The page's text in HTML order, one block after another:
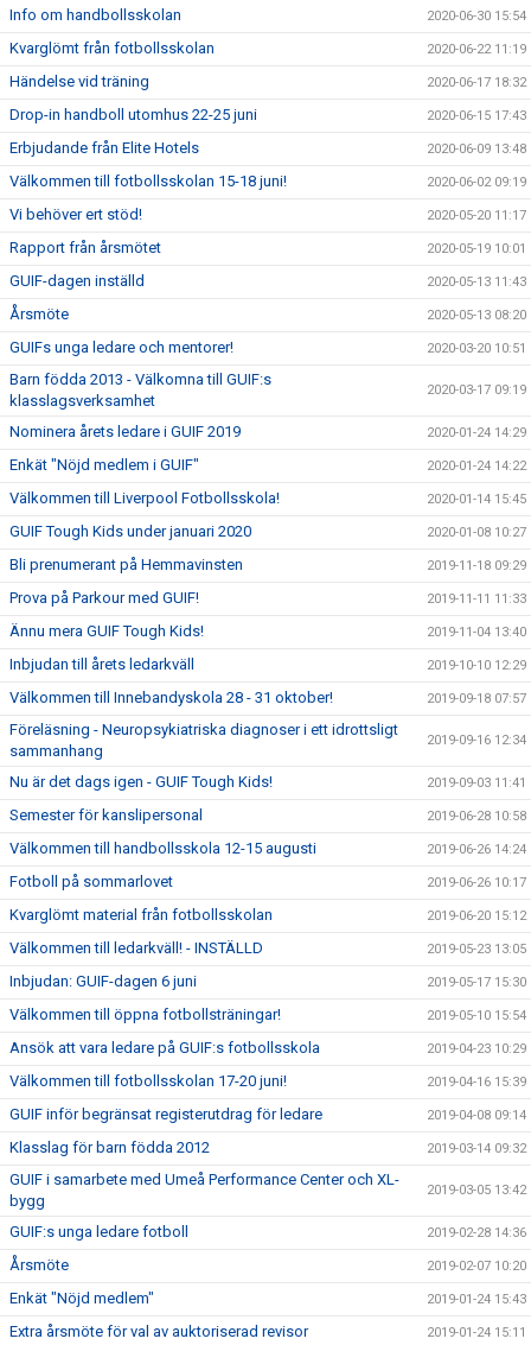
Info om handbollsskolan 2020-06-30 15:54
Kvarglömt från fotbollsskolan 2020-06-22 11:19
Händelse vid träning 2020-06-17 18:32
Drop-in handboll utomhus 22-25 juni 2020-06-15 17:43
Erbjudande från Elite Hotels 2020-06-09 13:48
Välkommen till fotbollsskolan 15-18 juni! 2020-06-02 09:19
Vi behöver ert stöd! 2020-05-20 11:17
Rapport från årsmötet 2020-05-19 10:01
GUIF-dagen inställd 2020-05-13 11:43
Årsmöte 2020-05-13 08:20
GUIFs unga ledare och mentorer! 2020-03-20 10:51
Barn födda 2013 - Välkomna till GUIF:s
klasslagsverksamhet
2020-03-17 09:19
Nominera årets ledare i GUIF 2019 2020-01-24 14:29
Enkät "Nöjd medlem i GUIF" 2020-01-24 14:22
Välkommen till Liverpool Fotbollsskola! 2020-01-14 15:45
GUIF Tough Kids under januari 2020 2020-01-08 10:27
Bli prenumerant på Hemmavinsten 2019-11-18 09:29
Prova på Parkour med GUIF! 2019-11-11 11:33
Ännu mera GUIF Tough Kids! 2019-11-04 13:40
Inbjudan till årets ledarkväll 2019-10-10 12:29
Välkommen till Innebandyskola 28 - 31 oktober! 2019-09-18 07:57
Föreläsning - Neuropsykiatriska diagnoser i ett idrottsligt
sammanhang
2019-09-16 12:34
Nu är det dags igen - GUIF Tough Kids! 2019-09-03 11:41
Semester för kanslipersonal 2019-06-28 10:58
Välkommen till handbollsskola 12-15 augusti 2019-06-26 14:24
Fotboll på sommarlovet 2019-06-26 10:17
Kvarglömt material från fotbollsskolan 2019-06-20 15:12
Välkommen till ledarkväll! - INSTÄLLD 2019-05-23 13:05
Inbjudan: GUIF-dagen 6 juni 2019-05-17 15:30
Välkommen till öppna fotbollsträningar! 2019-05-10 15:54
Ansök att vara ledare på GUIF:s fotbollsskola 2019-04-23 10:29
Välkommen till fotbollsskolan 17-20 juni! 2019-04-16 15:39
GUIF inför begränsat registerutdrag för ledare 2019-04-08 09:14
Klasslag för barn födda 2012 2019-03-14 09:32
GUIF i samarbete med Umeå Performance Center och XL-
bygg
2019-03-05 13:42
GUIF:s unga ledare fotboll 2019-02-28 14:36
Årsmöte 2019-02-07 10:20
Enkät "Nöjd medlem" 2019-01-24 15:43
Extra årsmöte för val av auktoriserad revisor 2019-01-24 15:11